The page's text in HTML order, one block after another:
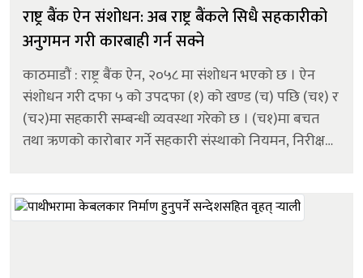
राष्ट्र बैंक ऐन संशोधन: अब राष्ट्र बैंकले सिधै सहकारीको
अनुगमन गरी कारबाही गर्न सक्ने
काठमाडौं : राष्ट्र बैंक ऐन, २०५८ मा संशोधन भएको छ । ऐन
संशोधन गरी दफा ५ को उपदफा (१) को खण्ड (च) पछि (च१) र
(च२)मा सहकारी सम्बन्धी व्यवस्था गरेको छ । (च१)मा बचत
तथा ऋणको कारोबार गर्ने सहकारी संस्थाको नियमन, निरीक्षण